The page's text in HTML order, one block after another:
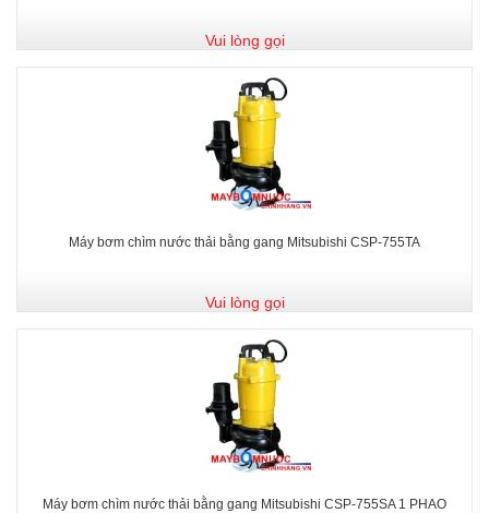
Vui lòng gọi
Máy bơm chìm nước thải bằng gang Mitsubishi CSP-755TA
Vui lòng gọi
Máy bơm chìm nước thải bằng gang Mitsubishi CSP-755SA 1 PHAO